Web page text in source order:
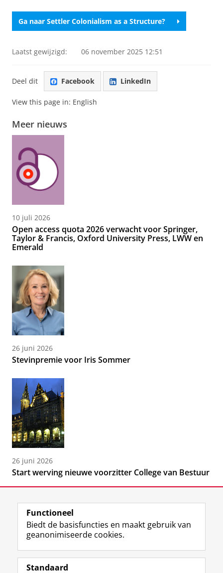
Ga naar Settler Colonialism as a Structure?
Laatst gewijzigd: 06 november 2025 12:51
Deel dit Facebook LinkedIn
View this page in: English
Meer nieuws
10 juli 2026
Open access quota 2026 verwacht voor Springer,
Taylor & Francis, Oxford University Press, LWW en
Emerald
26 juni 2026
Stevinpremie voor Iris Sommer
26 juni 2026
Start werving nieuwe voorzitter College van Bestuur
Volg de RUG
F
a
L
i
R
S
I
n
Y
o
Functioneel
Biedt de basisfuncties en maakt gebruik van
geanonimiseerde cookies.
Standaard